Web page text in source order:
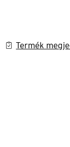
Termék